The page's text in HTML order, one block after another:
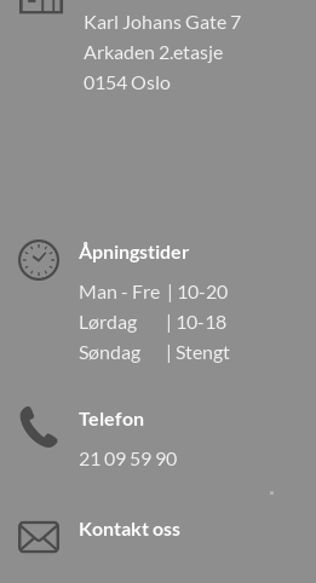
Karl Johans Gate 7
Arkaden 2.etasje
0154 Oslo
Åpningstider
Man - Fre | 10-20
Lørdag | 10-18
Søndag | Stengt
Telefon
21 09 59 90
Kontakt oss